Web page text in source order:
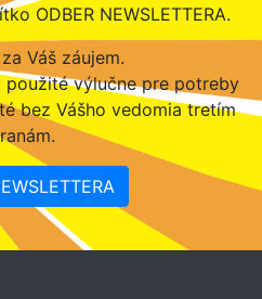
ODBER NEWSLETTERA.
Váš záujem.
použité výlučne pre potreby
bez Vášho vedomia tretím